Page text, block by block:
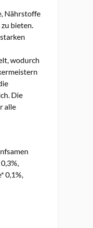
Nährstoffe
bieten.
wodurch
Die
alle
0,1%,